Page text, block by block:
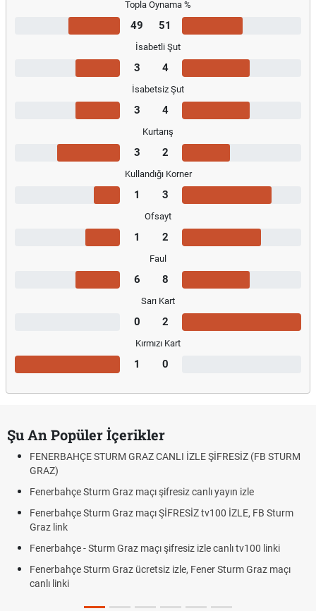
Topla Oynama %
49 51
İsabetli Şut
3 4
İsabetsiz Şut
3 4
Kurtarış
3 2
Kullandığı Korner
1 3
Ofsayt
1 2
Faul
6 8
Sarı Kart
0 2
Kırmızı Kart
1 0
Şu An Popüler İçerikler
FENERBAHÇE STURM GRAZ CANLI İZLE ŞİFRESİZ (FB STURM
GRAZ)
Fenerbahçe Sturm Graz maçı şifresiz canlı yayın izle
Fenerbahçe Sturm Graz maçı ŞİFRESİZ tv100 İZLE, FB Sturm
Graz link
Fenerbahçe - Sturm Graz maçı şifresiz izle canlı tv100 linki
Fenerbahçe Sturm Graz ücretsiz izle, Fener Sturm Graz maçı
canlı linki